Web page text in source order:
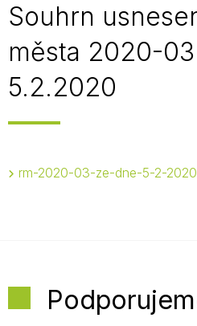
Souhrn
města 2020-
5.2.2020
rm-2020-03-ze-dne-5-2-2020